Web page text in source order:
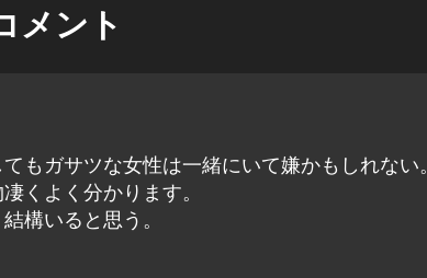
メント
もガサツな女性は一緒にいて嫌かもしれない。
くよく分かります。
構いると思う。